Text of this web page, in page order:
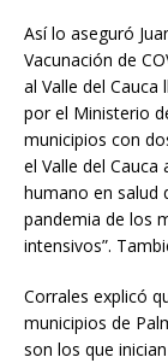
Así lo aseguró
Vacunación de
al Valle del
por el Ministerio
municipios con
el Valle del
humano en salud
pandemia de los
intensivos”.
Corrales explicó
municipios de
son los que